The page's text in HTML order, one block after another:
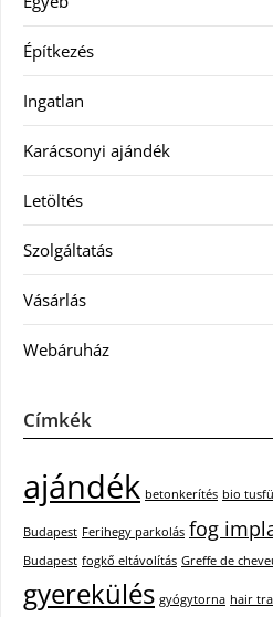
Építkezés
Ingatlan
Karácsonyi ajándék
Letöltés
Szolgáltatás
Vásárlás
Webáruház
Címkék
ajándék betonkerítés bio
Budapest Ferihegy parkolás fog
Budapest fogkő eltávolítás Greffe de
gyerekülés gyógytorna hair